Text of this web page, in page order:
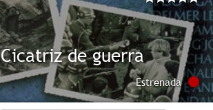
Cicatriz de guerra
Estrenada